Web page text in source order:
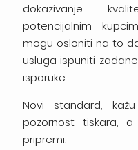
dokazivanje
potencijalnim
mogu osloniti na to
usluga ispuniti
isporuke.
Novi standard,
pozornost tiskara,
pripremi.